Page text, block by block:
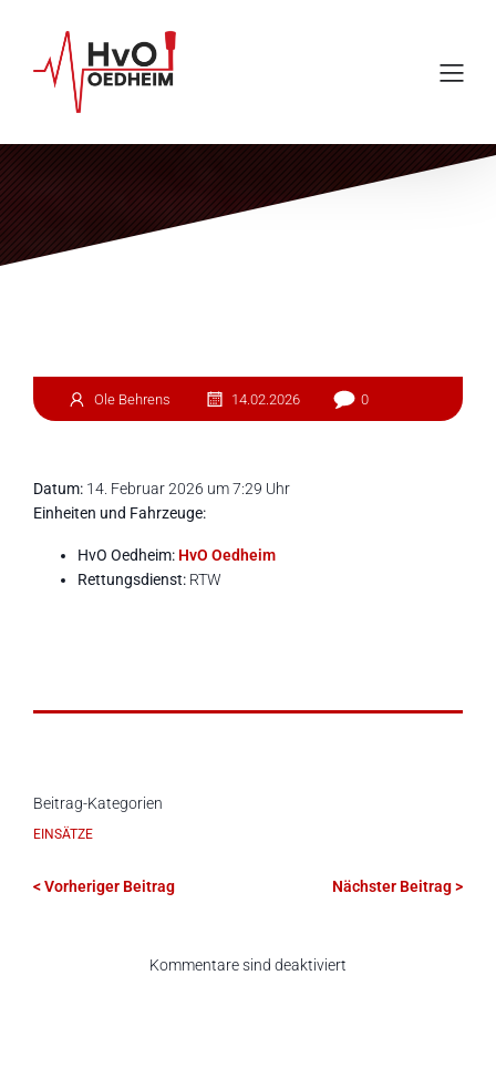
Ole Behrens 14.02.2026 0
Datum: 14. Februar 2026 um 7:29 Uhr
Einheiten und Fahrzeuge:
HvO Oedheim: HvO Oedheim
Rettungsdienst: RTW
Beitrag-Kategorien
EINSÄTZE
< Vorheriger Beitrag Nächster Beitrag >
Kommentare sind deaktiviert